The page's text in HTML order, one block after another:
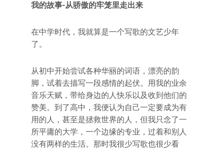
我的故事-从骄傲的牢笼里走出来
在中学时代，我就算是一个写歌的文艺少年
了。
从初中开始尝试各种华丽的词语，漂亮的韵
脚，试着去描写一段感情的起伏。用我的业余
音乐天赋，带给身边的人快乐以及收到他们的
赞美。到了高中，我便认为自己一定要成为有
用的人，甚至是拯救世界的人，但我只念了一
所平庸的大学，一个边缘的专业，过着和别人
没有两样的生活。那时我很少写歌也很少看